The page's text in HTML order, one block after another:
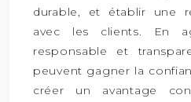
durable, et établir une
avec les clients. En
responsable et
peuvent gagner la
créer un avantage